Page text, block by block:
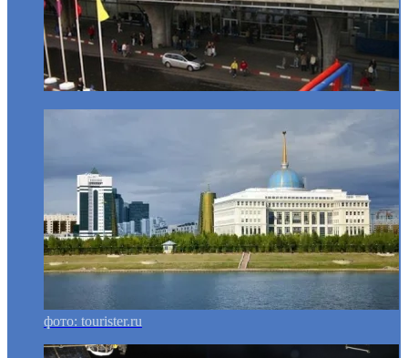
фото: tourister.ru